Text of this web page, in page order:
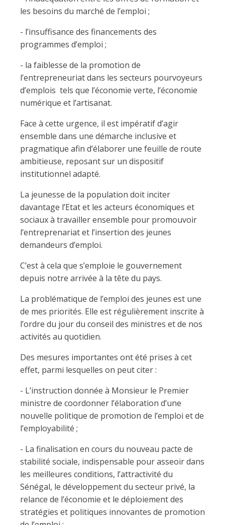
les besoins du marché de l’emploi ;
- l’insuffisance des financements des
programmes d’emploi ;
- la faiblesse de la promotion de
l’entrepreneuriat dans les secteurs pourvoyeurs
d’emplois tels que l’économie verte, l’économie
numérique et l’artisanat.
Face à cette urgence, il est impératif d’agir
ensemble dans une démarche inclusive et
pragmatique afin d’élaborer une feuille de route
ambitieuse, reposant sur un dispositif
institutionnel adapté.
La jeunesse de la population doit inciter
davantage l’Etat et les acteurs économiques et
sociaux à travailler ensemble pour promouvoir
l’entreprenariat et l’insertion des jeunes
demandeurs d’emploi.
C’est à cela que s’emploie le gouvernement
depuis notre arrivée à la tête du pays.
La problématique de l’emploi des jeunes est une
de mes priorités. Elle est régulièrement inscrite à
l’ordre du jour du conseil des ministres et de nos
activités au quotidien.
Des mesures importantes ont été prises à cet
effet, parmi lesquelles on peut citer :
- L’instruction donnée à Monsieur le Premier
ministre de coordonner l’élaboration d’une
nouvelle politique de promotion de l’emploi et de
l’employabilité ;
- La finalisation en cours du nouveau pacte de
stabilité sociale, indispensable pour asseoir dans
les meilleures conditions, l’attractivité du
Sénégal, le développement du secteur privé, la
relance de l’économie et le déploiement des
stratégies et politiques innovantes de promotion